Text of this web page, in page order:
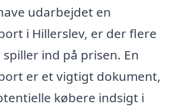
udarbejdet en
i Hillerslev, er der flere
ind på prisen. En
er et vigtigt dokument,
købere indsigt i